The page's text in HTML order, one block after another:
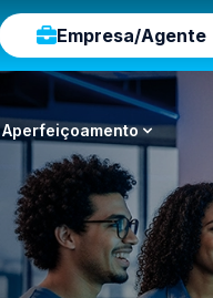
Empresa/Agente
Aperfeiçoamento